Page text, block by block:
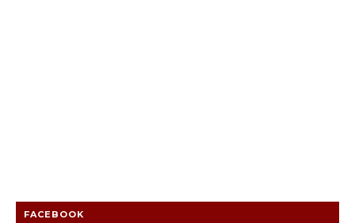
FACEBOOK